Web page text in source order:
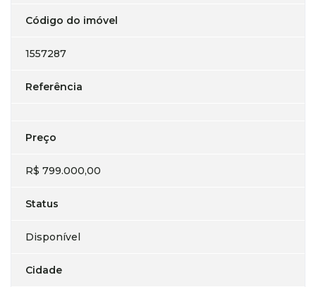
Código do imóvel
1557287
Referência
Preço
R$ 799.000,00
Status
Disponível
Cidade